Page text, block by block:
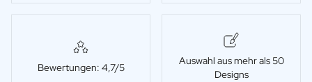
Bewertungen: 4,7/5
Auswahl aus mehr als 50
Designs